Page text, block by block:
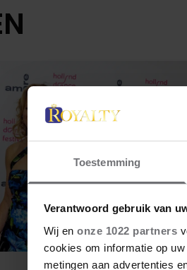
Toestemming
Verantwoord gebruik van
Wij en onze 1022 partners
cookies om informatie op
metingen aan advertenties